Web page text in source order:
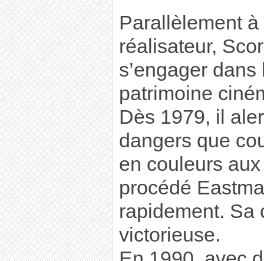
Parallèlement
réalisateur,
s’engager
patrimoine
Dès 1979, il
dangers que
en couleurs
procédé
rapidement. Sa
victorieuse.